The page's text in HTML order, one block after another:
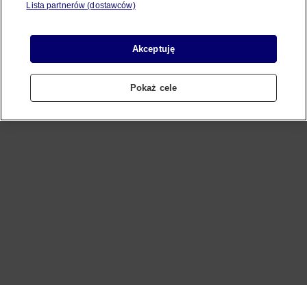
Lista partnerów (dostawców)
Akceptuję
Pokaż cele